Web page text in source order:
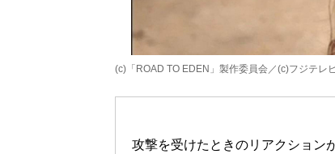
(c)「ROAD TO EDEN」製作委員会／(c)フジテレ
攻撃を受けたときのリアクション